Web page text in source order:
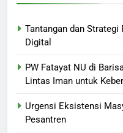
Tantangan dan Strategi
Digital
PW Fatayat NU di
Lintas Iman untuk
Urgensi Eksistensi
Pesantren